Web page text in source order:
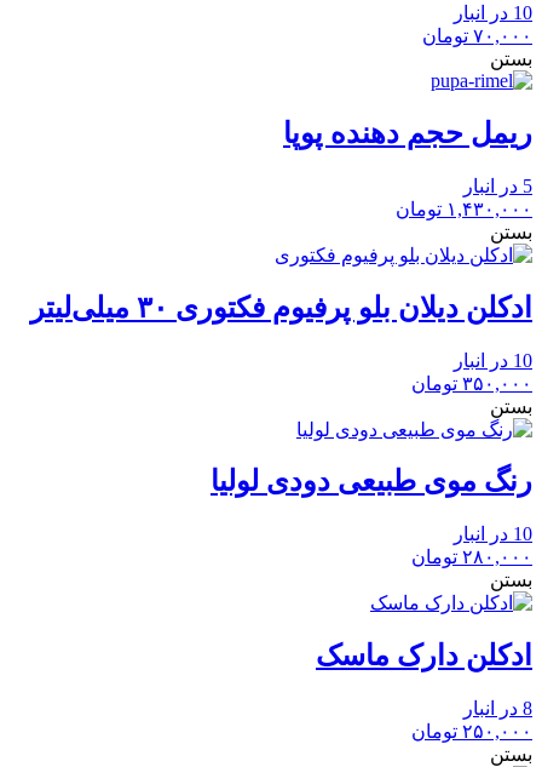
10 در انبار
۷۰,۰۰۰ تومان
بستن
ریمل حجم دهنده پوپا
5 در انبار
۱,۴۳۰,۰۰۰ تومان
بستن
ادکلن دیلان بلو پرفیوم فکتوری ۳۰ میلی‌لیتر
10 در انبار
۳۵۰,۰۰۰ تومان
بستن
رنگ موی طبیعی دودی لولیا
10 در انبار
۲۸۰,۰۰۰ تومان
بستن
ادکلن دارک ماسک
8 در انبار
۲۵۰,۰۰۰ تومان
بستن